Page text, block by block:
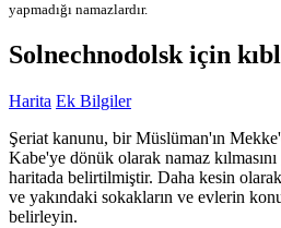
yapmadığı namazlardır.
Solnechnodolsk için
Harita Ek Bilgiler
Şeriat kanunu, bir Müslüman'ın
Kabe'ye dönük olarak namaz
haritada belirtilmiştir. Daha kesin
ve yakındaki sokakların ve evlerin
belirleyin.